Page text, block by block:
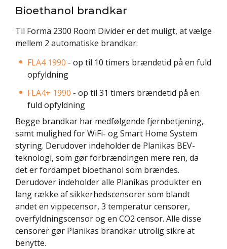
Bioethanol brandkar
Til Forma 2300 Room Divider er det muligt, at vælge
mellem 2 automatiske brandkar:
FLA4 1990 - op til 10 timers brændetid på en fuld
opfyldning
FLA4+ 1990 - op til 31 timers brændetid på en
fuld opfyldning
Begge brandkar har medfølgende fjernbetjening,
samt mulighed for WiFi- og Smart Home System
styring. Derudover indeholder de Planikas BEV-
teknologi, som gør forbrændingen mere ren, da
det er fordampet bioethanol som brændes.
Derudover indeholder alle Planikas produkter en
lang række af sikkerhedscensorer som blandt
andet en vippecensor, 3 temperatur censorer,
overfyldningscensor og en CO2 censor. Alle disse
censorer gør Planikas brandkar utrolig sikre at
benytte.